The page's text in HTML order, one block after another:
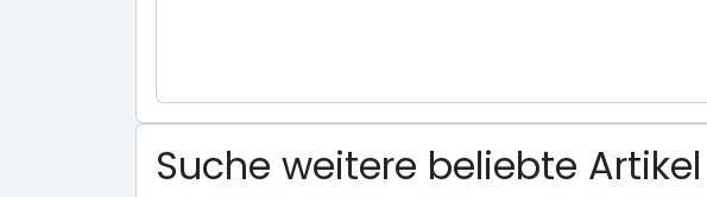
Suche weitere beliebte